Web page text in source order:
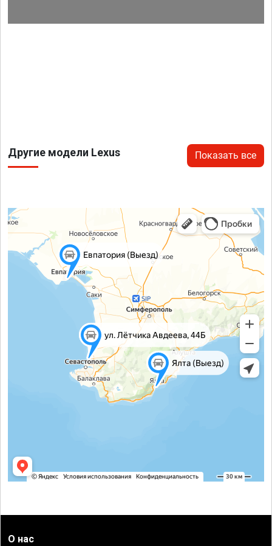
Другие модели Lexus Показать все
О нас